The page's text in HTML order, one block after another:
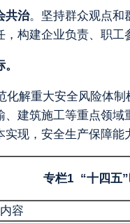
共治。坚持群众观点和
，构建企业负责、职工
化解重大安全风险体
、建筑施工等重点领
实现，安全生产保障能
专栏1 “十四五
容